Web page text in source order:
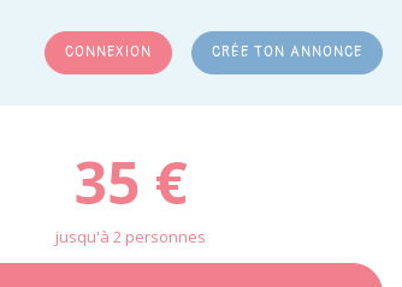
CONNEXION CRÉE TON ANNONCE
35 €
jusqu'à 2 personnes